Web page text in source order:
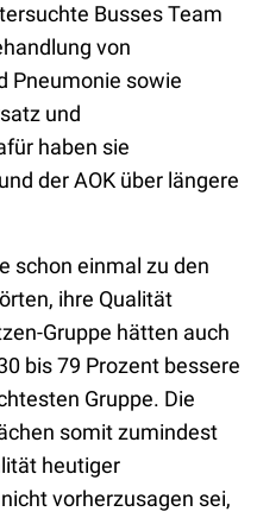
Busses Team
von
Pneumonie sowie
und
haben sie
der AOK über längere
schon einmal zu den
ihre Qualität
Gruppe hätten auch
bis 79 Prozent bessere
Gruppe. Die
somit zumindest
heutiger
vorherzusagen sei,